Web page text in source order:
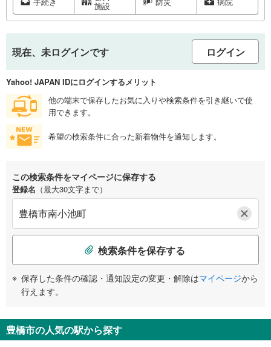
施設
現在、未ログインです ログイン
Yahoo! JAPAN IDにログインするメリット
他の端末で保存したお気に入りや検索条件を引き継いで使
用できます。
希望の検索条件に合った新着物件を通知します。
この検索条件をマイページに保存する
登録名 （最大30文字まで）
検索条件を保存する
保存した条件の確認・通知設定の変更・解除はマイページから
行えます。
豊橋市の人気の駅から探す